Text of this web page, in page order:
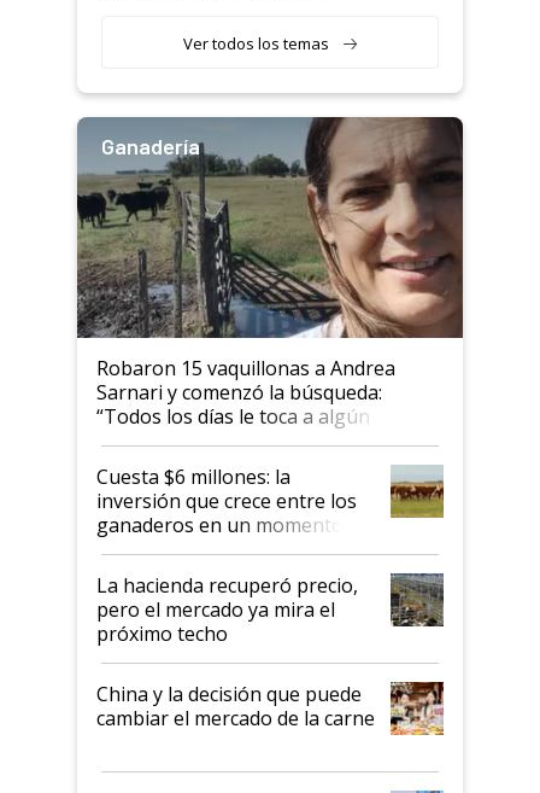
Ver todos los temas
Ganadería
Robaron 15 vaquillonas a Andrea
Sarnari y comenzó la búsqueda:
“Todos los días le toca a algún
productor”
Cuesta $6 millones: la
inversión que crece entre los
ganaderos en un momento
histórico para la actividad
La hacienda recuperó precio,
pero el mercado ya mira el
próximo techo
China y la decisión que puede
cambiar el mercado de la carne